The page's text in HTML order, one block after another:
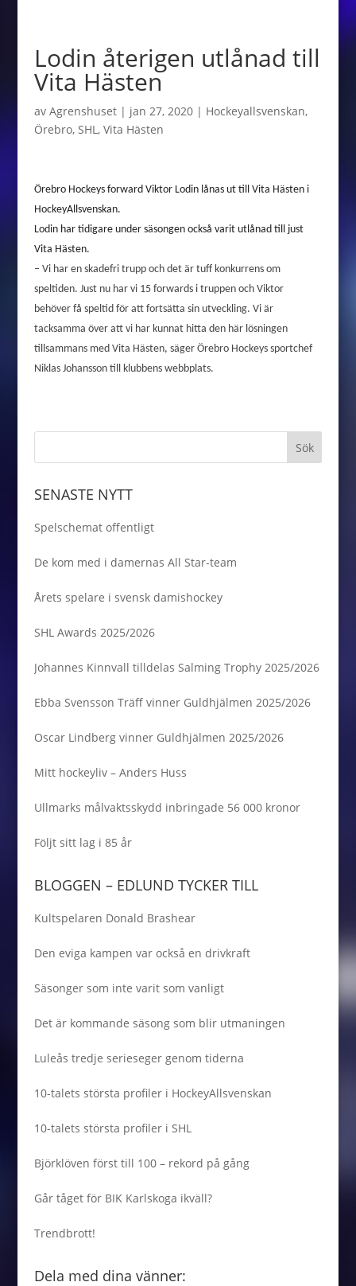
Lodin återigen utlånad till
Vita Hästen
av Agrenshuset| jan 27, 2020| Hockeyallsvenskan,
Örebro, SHL, Vita Hästen
Örebro Hockeys forward Viktor Lodin lånas ut till Vita Hästen i
HockeyAllsvenskan.
Lodin har tidigare under säsongen också varit utlånad till just
Vita Hästen.
– Vi har en skadefri trupp och det är tuff konkurrens om
speltiden. Just nu har vi 15 forwards i truppen och Viktor
behöver få speltid för att fortsätta sin utveckling. Vi är
tacksamma över att vi har kunnat hitta den här lösningen
tillsammans med Vita Hästen, säger Örebro Hockeys sportchef
Niklas Johansson till klubbens webbplats.
SENASTE NYTT
Spelschemat offentligt
De kom med i damernas All Star-team
Årets spelare i svensk damishockey
SHL Awards 2025/2026
Johannes Kinnvall tilldelas Salming Trophy 2025/2026
Ebba Svensson Träff vinner Guldhjälmen 2025/2026
Oscar Lindberg vinner Guldhjälmen 2025/2026
Mitt hockeyliv – Anders Huss
Ullmarks målvaktsskydd inbringade 56 000 kronor
Följt sitt lag i 85 år
BLOGGEN – EDLUND TYCKER TILL
Kultspelaren Donald Brashear
Den eviga kampen var också en drivkraft
Säsonger som inte varit som vanligt
Det är kommande säsong som blir utmaningen
Luleås tredje serieseger genom tiderna
10-talets största profiler i HockeyAllsvenskan
10-talets största profiler i SHL
Björklöven först till 100 – rekord på gång
Går tåget för BIK Karlskoga ikväll?
Trendbrott!
Dela med dina vänner: